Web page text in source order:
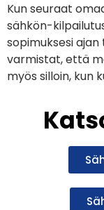
Kun seuraat
sähkön-
sopimuksesi
varmistat, että
myös silloin, kun